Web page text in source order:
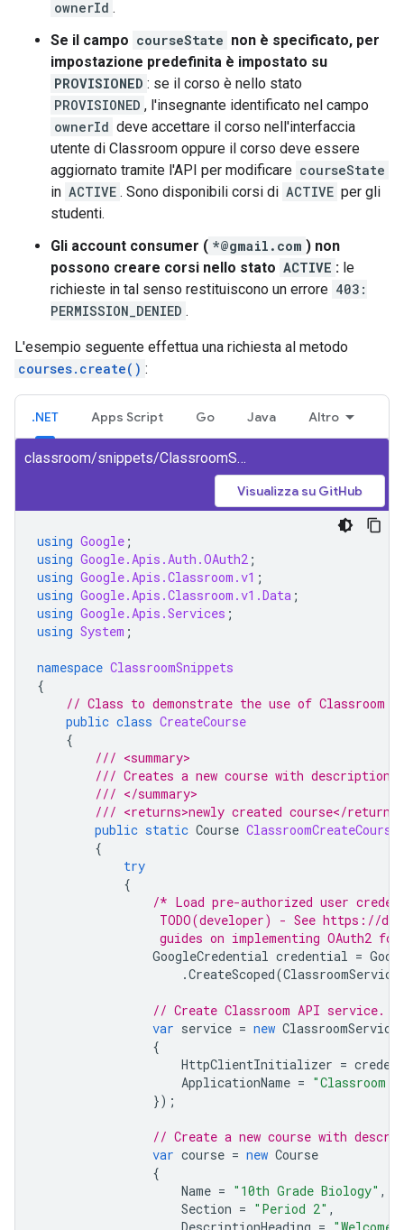
ownerId .
Se il campo courseState non è specificato, per
impostazione predefinita è impostato su
PROVISIONED : se il corso è nello stato
PROVISIONED , l'insegnante identificato nel campo
ownerId deve accettare il corso nell'interfaccia
utente di Classroom oppure il corso deve essere
aggiornato tramite l'API per modificare courseState
in ACTIVE . Sono disponibili corsi di ACTIVE per gli
studenti.
Gli account consumer ( *@gmail.com ) non
possono creare corsi nello stato ACTIVE : le
richieste in tal senso restituiscono un errore 403:
PERMISSION_DENIED .
L'esempio seguente effettua una richiesta al metodo
courses.create() :
.NET Apps Script Go Java Altro
classroom/snippets/ClassroomSnippets/CreateCourse.cs
Visualizza su GitHub
using Google ;
using Google.Apis.Auth.OAuth2 ;
using Google.Apis.Classroom.v1 ;
using Google.Apis.Classroom.v1.Data ;
using Google.Apis.Services ;
using System ;
namespace ClassroomSnippets
{
// Class to demonstrate the use of Classroom
public class CreateCourse
{
/// <summary>
/// Creates a new course with description.
/// </summary>
/// <returns>newly created course</returns>
public static Course ClassroomCreateCourse
{
try
{
/* Load pre-authorized user
TODO(developer) - See https://
guides on implementing OAuth2
GoogleCredential credential =
.CreateScoped(ClassroomService
// Create Classroom API service.
var service = new ClassroomService
{
HttpClientInitializer =
ApplicationName = "Classroom
});
// Create a new course with
var course = new Course
{
Name = "10th Grade Biology" ,
Section = "Period 2" ,